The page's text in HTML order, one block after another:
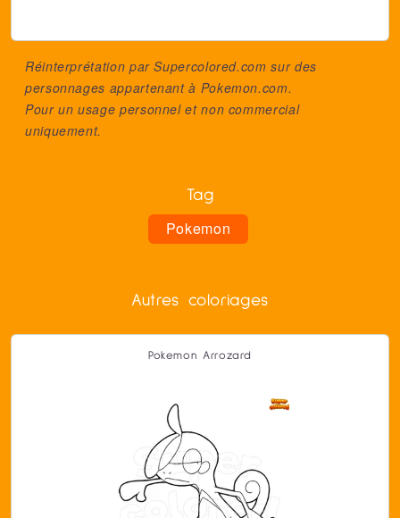
Réinterprétation par Supercolored.com sur des
personnages appartenant à Pokemon.com.
Pour un usage personnel et non commercial
uniquement.
Tag
Pokemon
Autres coloriages
Pokemon Arrozard